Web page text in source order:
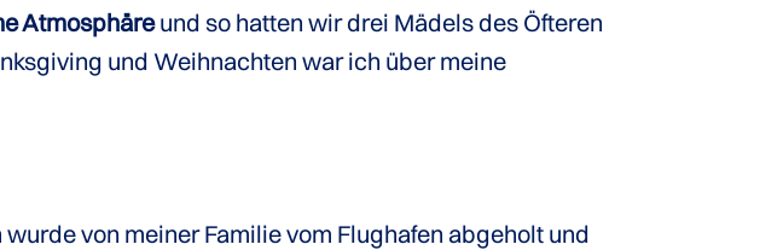
Atmosphäreund so hatten wir drei Mädels des Öfteren
und Weihnachten war ich über meine
von meiner Familie vom Flughafen abgeholt und